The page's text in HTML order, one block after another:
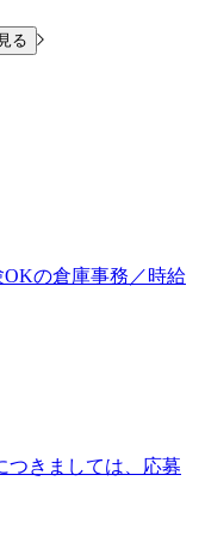
る
OKの倉庫事務／時給
きましては、応募